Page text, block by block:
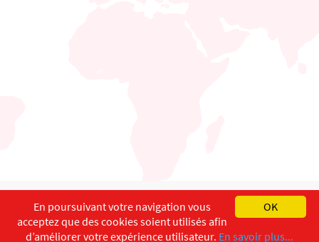
English Français
Copyright ©ISEC-AdW Impressum
OK
En poursuivant votre navigation vous
acceptez que des cookies soient utilisés afin
d’améliorer votre expérience utilisateur. En savoir plus...